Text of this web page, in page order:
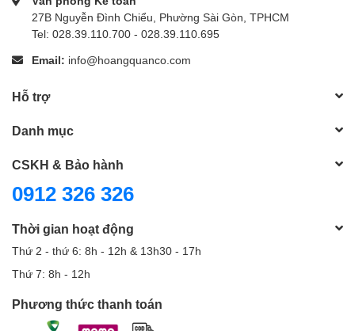
27B Nguyễn Đình Chiểu, Phường Sài Gòn, TPHCM
Tel: 028.39.110.700 - 028.39.110.695
Email: info@hoangquanco.com
Hỗ trợ
Danh mục
CSKH & Bảo hành
0912 326 326
Thời gian hoạt động
Thứ 2 - thứ 6: 8h - 12h & 13h30 - 17h
Thứ 7: 8h - 12h
Phương thức thanh toán